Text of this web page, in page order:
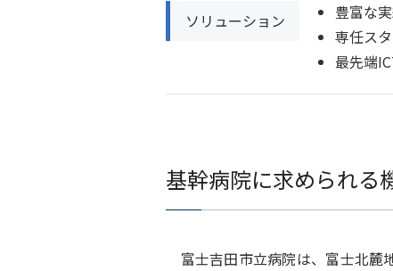
ソリューション
豊富な
専任ス
最先端
基幹病院に求められる
富士吉田市立病院は、富士北麓